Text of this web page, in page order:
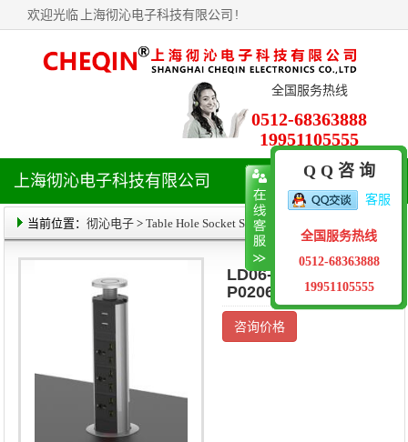
欢迎光临 上海彻沁电子科技有限公司 !
全国服务热线
0512-68363888
19951105555
航
单
上海彻沁电子科技有限公司
当前位置： 彻沁电子> Table Hole Socket Series
LD06-ME03-
P0206-A1
咨询价格
Q Q 咨 询
客服
全国服务热线
0512-68363888
19951105555